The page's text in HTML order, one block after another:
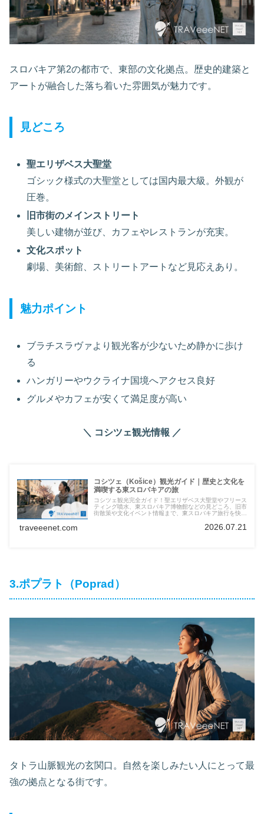
スロバキア第2の都市で、東部の文化拠点。歴史的建築と
アートが融合した落ち着いた雰囲気が魅力です。
見どころ
聖エリザベス大聖堂
ゴシック様式の大聖堂としては国内最大級。外観が
圧巻。
旧市街のメインストリート
美しい建物が並び、カフェやレストランが充実。
文化スポット
劇場、美術館、ストリートアートなど見応えあり。
魅力ポイント
ブラチスラヴァより観光客が少ないため静かに歩け
る
ハンガリーやウクライナ国境へアクセス良好
グルメやカフェが安くて満足度が高い
＼ コシツェ観光情報 ／
コシツェ（Košice）観光ガイド｜歴史と文化を
満喫する東スロバキアの旅
コシツェ観光完全ガイド！聖エリザベス大聖堂やフリース
ティング噴水、東スロバキア博物館などの見どころ、旧市
街散策や文化イベント情報まで、東スロバキア旅行を快適
traveeenet.com 2026.07.21
3.ポプラト（Poprad）
タトラ山脈観光の玄関口。自然を楽しみたい人にとって最
強の拠点となる街です。